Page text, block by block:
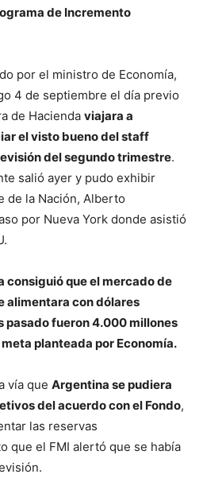
de Incremento
por el ministro de Economía,
4 de septiembre el día previo
de Hacienda viajara a
el visto bueno del staff
del segundo trimestre.
salió ayer y pudo exhibir
de la Nación, Alberto
por Nueva York donde asistió
consiguió que el mercado de
alimentara con dólares
pasado fueron 4.000 millones
planteada por Economía.
vía que Argentina se pudiera
del acuerdo con el Fondo,
las reservas
que el FMI alertó que se había